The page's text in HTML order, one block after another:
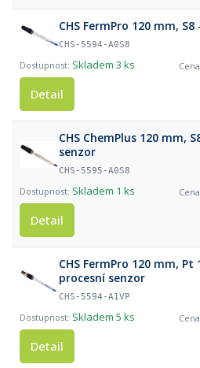
CHS FermPro 120 mm,
CHS-5594-A0S8
Skladem 3 ks
Detail
CHS ChemPlus 120 mm,
senzor
CHS-5595-A0S8
Skladem 1 ks
Detail
CHS FermPro 120 mm,
procesní senzor
CHS-5594-A1VP
Skladem 5 ks
Detail